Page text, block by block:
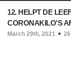
12. HELPT DE
CORONAKILO'S
March 29th, 2021